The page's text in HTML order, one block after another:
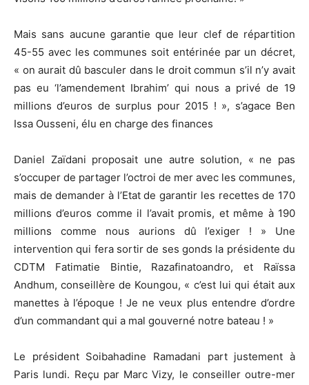
Mais sans aucune garantie que leur clef de répartition
45-55 avec les communes soit entérinée par un décret,
« on aurait dû basculer dans le droit commun s’il n’y avait
pas eu ‘l’amendement Ibrahim’ qui nous a privé de 19
millions d’euros de surplus pour 2015 ! », s’agace Ben
Issa Ousseni, élu en charge des finances
Daniel Zaïdani proposait une autre solution, « ne pas
s’occuper de partager l’octroi de mer avec les communes,
mais de demander à l’Etat de garantir les recettes de 170
millions d’euros comme il l’avait promis, et même à 190
millions comme nous aurions dû l’exiger ! » Une
intervention qui fera sortir de ses gonds la présidente du
CDTM Fatimatie Bintie, Razafinatoandro, et Raïssa
Andhum, conseillère de Koungou, « c’est lui qui était aux
manettes à l’époque ! Je ne veux plus entendre d’ordre
d’un commandant qui a mal gouverné notre bateau ! »
Le président Soibahadine Ramadani part justement à
Paris lundi. Reçu par Marc Vizy, le conseiller outre-mer